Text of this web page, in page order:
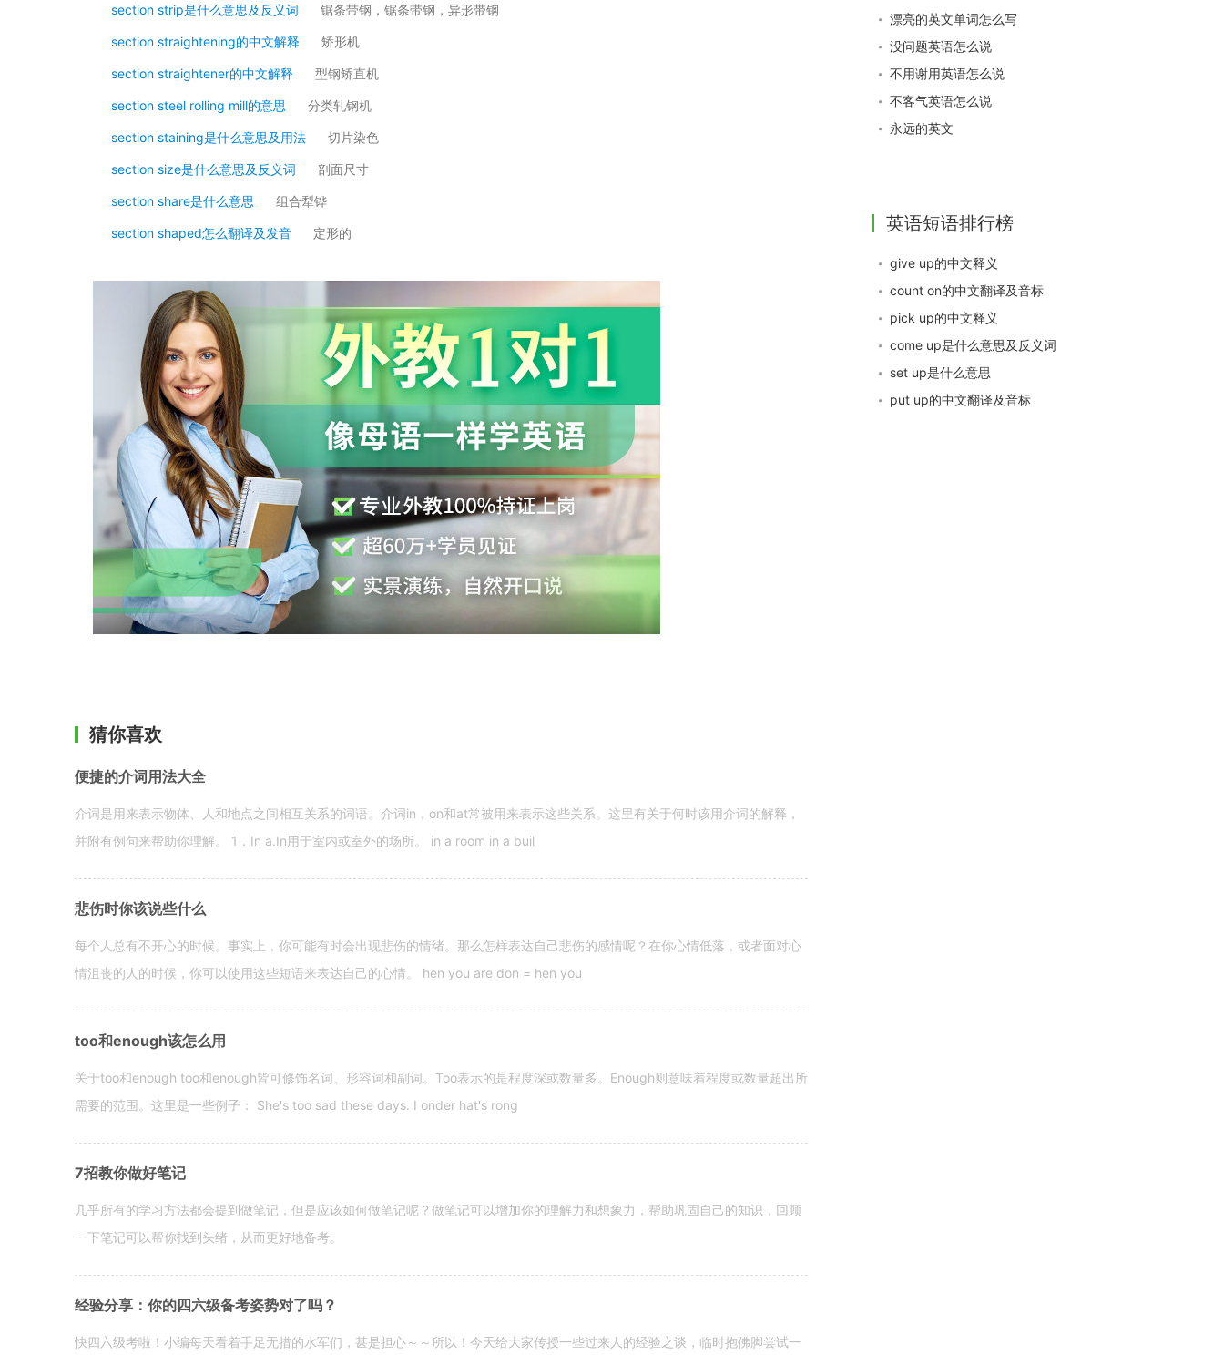
section strip是什么意思及反义词
锯条带钢，锯条带钢，异形带钢
section straightening的中文解释 矫形机
section straightener的中文解释 型钢矫直机
section steel rolling mill的意思 分类轧钢机
section staining是什么意思及用法 切片染色
section size是什么意思及反义词 剖面尺寸
section share是什么意思 组合犁铧
section shaped怎么翻译及发音 定形的
猜你喜欢
便捷的介词用法大全
介词是用来表示物体、人和地点之间相互关系的词语。介词in，on和at常被用来表示这些关系。这里有关于何时该用介词的解释，
并附有例句来帮助你理解。 1．In a.In用于室内或室外的场所。 in a room in a buil
悲伤时你该说些什么
每个人总有不开心的时候。事实上，你可能有时会出现悲伤的情绪。那么怎样表达自己悲伤的感情呢？在你心情低落，或者面对心
情沮丧的人的时候，你可以使用这些短语来表达自己的心情。 hen you are don = hen you
too和enough该怎么用
关于too和enough too和enough皆可修饰名词、形容词和副词。Too表示的是程度深或数量多。Enough则意味着程度或数量超出所
需要的范围。这里是一些例子： She's too sad these days. I onder hat's rong
7招教你做好笔记
几乎所有的学习方法都会提到做笔记，但是应该如何做笔记呢？做笔记可以增加你的理解力和想象力，帮助巩固自己的知识，回顾
一下笔记可以帮你找到头绪，从而更好地备考。
经验分享：你的四六级备考姿势对了吗？
快四六级考啦！小编每天看着手足无措的水军们，甚是担心～～所以！今天给大家传授一些过来人的经验之谈，临时抱佛脚尝试一
漂亮的英文单词怎么写
没问题英语怎么说
不用谢用英语怎么说
不客气英语怎么说
永远的英文
英语短语排行榜
give up的中文释义
count on的中文翻译及音标
pick up的中文释义
come up是什么意思及反义词
set up是什么意思
put up的中文翻译及音标